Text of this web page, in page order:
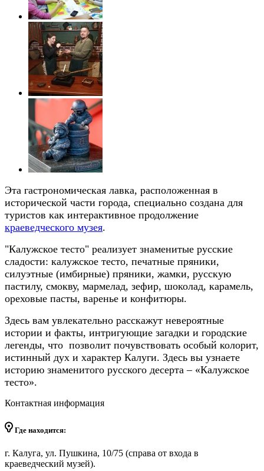
Эта гастрономическая лавка, расположенная в
исторической части города, специально создана для
туристов как интерактивное продолжение
краеведческого музея.
"Калужское тесто" реализует знаменитые русские
сладости: калужское тесто, печатные пряники,
силуэтные (имбирные) пряники, жамки, русскую
пастилу, смокву, мармелад, зефир, шоколад, карамель,
ореховые пасты, варенье и конфитюры.
Здесь вам увлекательно расскажут невероятные
истории и факты, интригующие загадки и городские
легенды, что позволит почувствовать особый колорит,
истинный дух и характер Калуги. Здесь вы узнаете
историю знаменитого русского десерта – «Калужское
тесто».
Контактная информация
Где находится:
г. Калуга, ул. Пушкина, 10/75 (справа от входа в
краеведческий музей).